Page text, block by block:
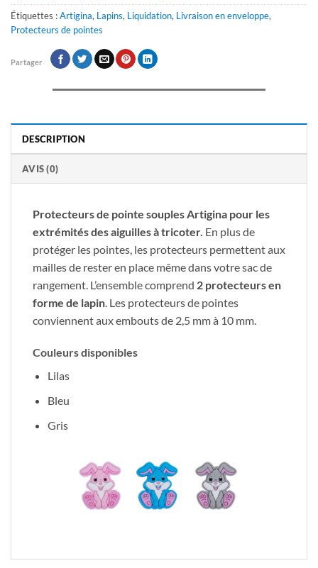
Étiquettes :Artigina, Lapins, Liquidation, Livraison en enveloppe,
Protecteurs de pointes
Partager
DESCRIPTION
AVIS (0)
Protecteurs de pointe souples Artigina pour les
extrémités des aiguilles à tricoter. En plus de
protéger les pointes, les protecteurs permettent aux
mailles de rester en place même dans votre sac de
rangement. L’ensemble comprend 2 protecteurs en
forme de lapin . Les protecteurs de pointes
conviennent aux embouts de 2,5 mm à 10 mm.
Couleurs disponibles
Lilas
Bleu
Gris